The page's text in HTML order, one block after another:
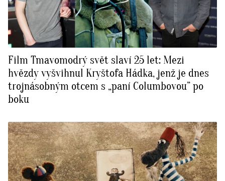
Film Tmavomodrý svět slaví 25 let: Mezi
hvězdy vyšvihnul Kryštofa Hádka, jenž je dnes
trojnásobným otcem s „paní Columbovou” po
boku